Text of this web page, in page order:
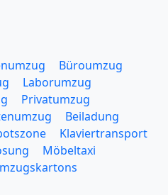
Büroumzug
Laborumzug
Privatumzug
Beiladung
Klaviertransport
Möbeltaxi